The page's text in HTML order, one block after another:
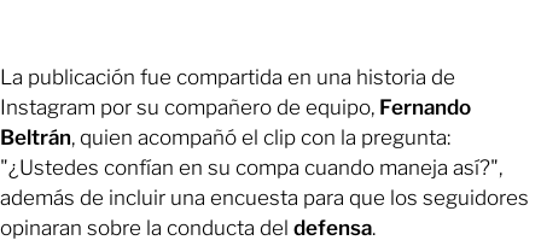
La publicación fue compartida en una historia de
Instagram por su compañero de equipo, Fernando
Beltrán, quien acompañó el clip con la pregunta:
"¿Ustedes confían en su compa cuando maneja así?",
además de incluir una encuesta para que los seguidores
opinaran sobre la conducta del defensa.